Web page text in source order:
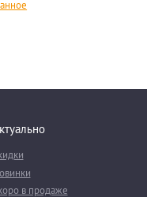
в продаже